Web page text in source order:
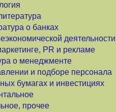
о банках
деятельности
PR и рекламе
о менеджменте
и подборе персонала
бумагах и инвестициях
прочее